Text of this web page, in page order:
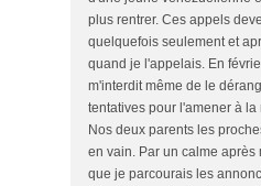
plus rentrer. Ces appels
quelquefois seulement et
quand je l'appelais. En
m'interdit même de le
tentatives pour l'amener à
Nos deux parents les
en vain. Par un calme
que je parcourais les